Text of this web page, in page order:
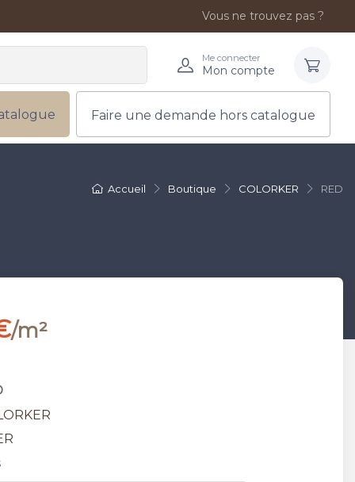
Vous ne trouvez pas ?
Me connecter
Mon compte
Faire une demande hors catalogue
Accueil Boutique COLORKER RED
/m²